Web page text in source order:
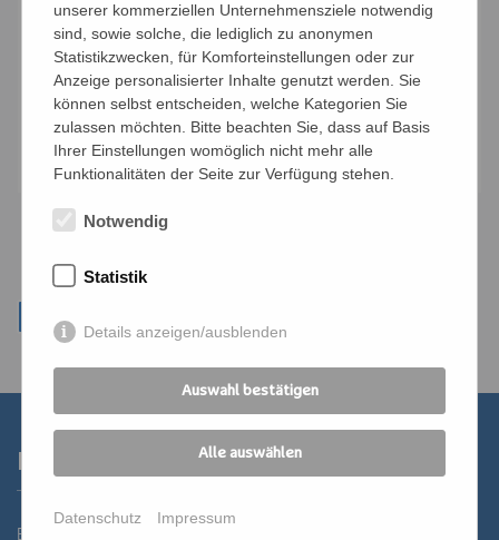
sich, abgesehen vom Malen, neue Kraft und
Energie holt. Ein weiteres ihrer Hobbys ist
das Singen.
Bildungszentrum St. Bernhard der Erzdiözese Wien
unserer kommerziellen Unternehmensziele notwendig
sind, sowie solche, die lediglich zu anonymen
Statistikzwecken, für Komforteinstellungen oder zur
Anzeige personalisierter Inhalte genutzt werden. Sie
können selbst entscheiden, welche Kategorien Sie
zulassen möchten. Bitte beachten Sie, dass auf Basis
Ihrer Einstellungen womöglich nicht mehr alle
Funktionalitäten der Seite zur Verfügung stehen.
Notwendig
Statistik
Details anzeigen/ausblenden
Auswahl bestätigen
Alle auswählen
Datenschutz Impressum